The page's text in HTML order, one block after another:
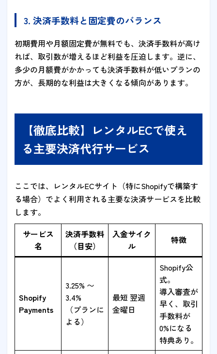
3. 決済手数料と固定費のバランス
初期費用や月額固定費が無料でも、決済手数料が高け
れば、取引数が増えるほど利益を圧迫します。逆に、
多少の月額費がかかっても決済手数料が低いプランの
方が、長期的な利益は大きくなる傾向があります。
【徹底比較】レンタルECで使え
る主要決済代行サービス
ここでは、レンタルECサイト（特にShopifyで構築す
る場合）でよく利用される主要な決済サービスを比較
します。
サービス
名
決済手数料
（目安）
入金サイク
ル
特徴
Shopify
Payments
3.25% 〜
3.4%
（プランに
よる）
最短 翌週
金曜日
Shopify公
式。
導入審査が
早く、取引
手数料が
0%になる
特典あり。